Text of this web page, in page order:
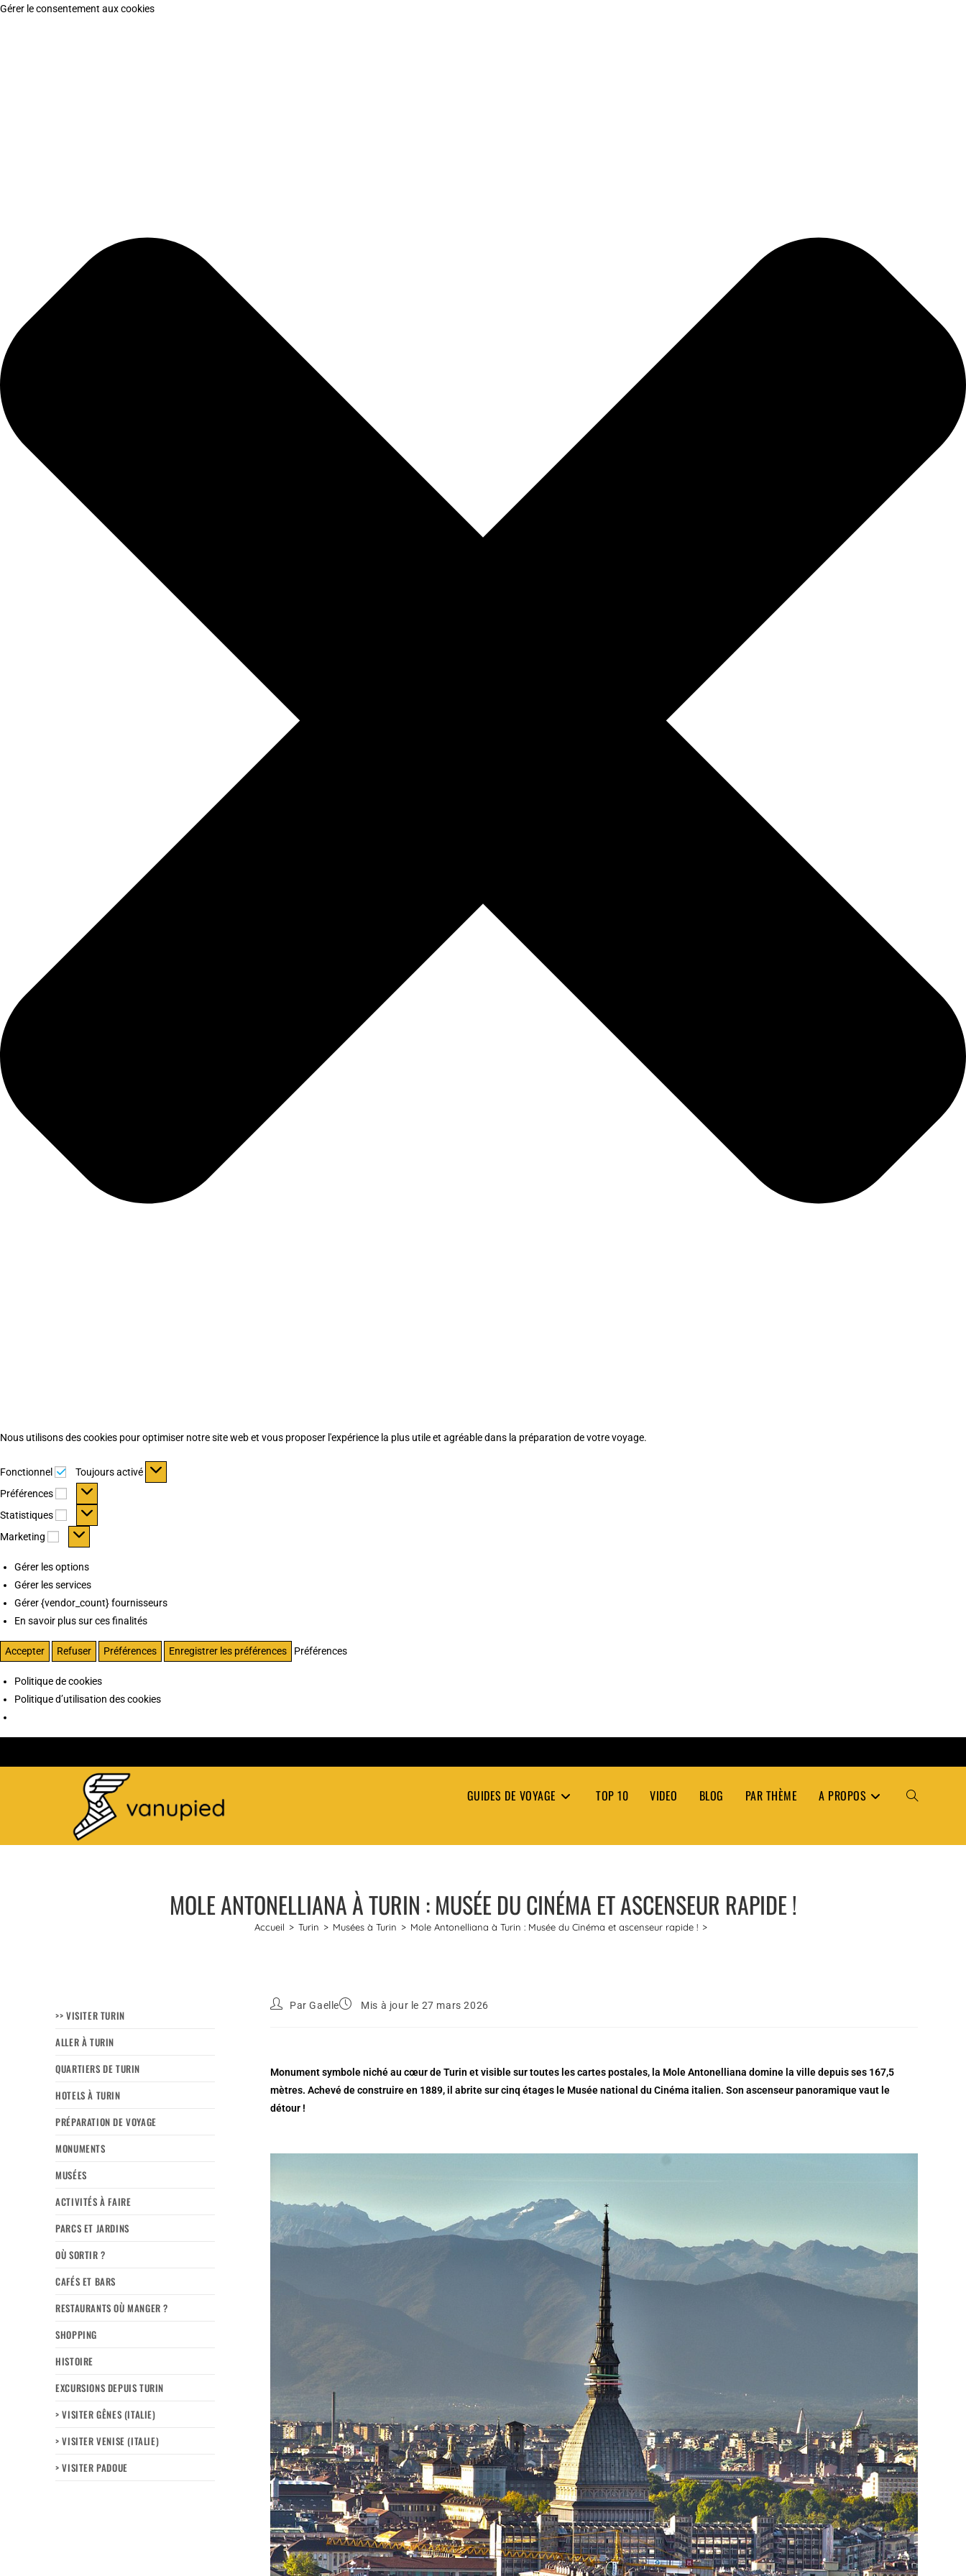
Gérer le consentement aux cookies
Nous utilisons des cookies pour optimiser notre site web et vous proposer l'expérience la plus utile et agréable dans la préparation de votre voyage.
Fonctionnel Fonctionnel
Toujours activé
Préférences
Préférences
Statistiques Statistiques
Marketing Marketing
Gérer les options
Gérer les services
Gérer {vendor_count} fournisseurs
En savoir plus sur ces finalités
Accepter Refuser Préférences Enregistrer les préférences Préférences
Politique de cookies
Politique d’utilisation des cookies
GUIDES DE VOYAGE TOP 10 VIDEO BLOG PAR THÈME A PROPOS TOGGLE
MOLE ANTONELLIANA À TURIN : MUSÉE DU CINÉMA ET ASCENSEUR RAPIDE !
Accueil > Turin > Musées à Turin > Mole Antonelliana à Turin : Musée du Cinéma et ascenseur rapide ! >
>> VISITER TURIN
ALLER À TURIN
QUARTIERS DE TURIN
HOTELS À TURIN
PRÉPARATION DE VOYAGE
MONUMENTS
MUSÉES
ACTIVITÉS À FAIRE
PARCS ET JARDINS
OÙ SORTIR ?
CAFÉS ET BARS
RESTAURANTS OÙ MANGER ?
SHOPPING
HISTOIRE
EXCURSIONS DEPUIS TURIN
> VISITER GÊNES (ITALIE)
> VISITER VENISE (ITALIE)
> VISITER PADOUE
ParGaelle Mis à jour le 27 mars 2026
Monument symbole niché au cœur de Turin et visible sur toutes les cartes postales, la Mole Antonelliana domine la ville depuis ses 167,5
mètres. Achevé de construire en 1889, il abrite sur cinq étages le Musée national du Cinéma italien. Son ascenseur panoramique vaut le
détour !